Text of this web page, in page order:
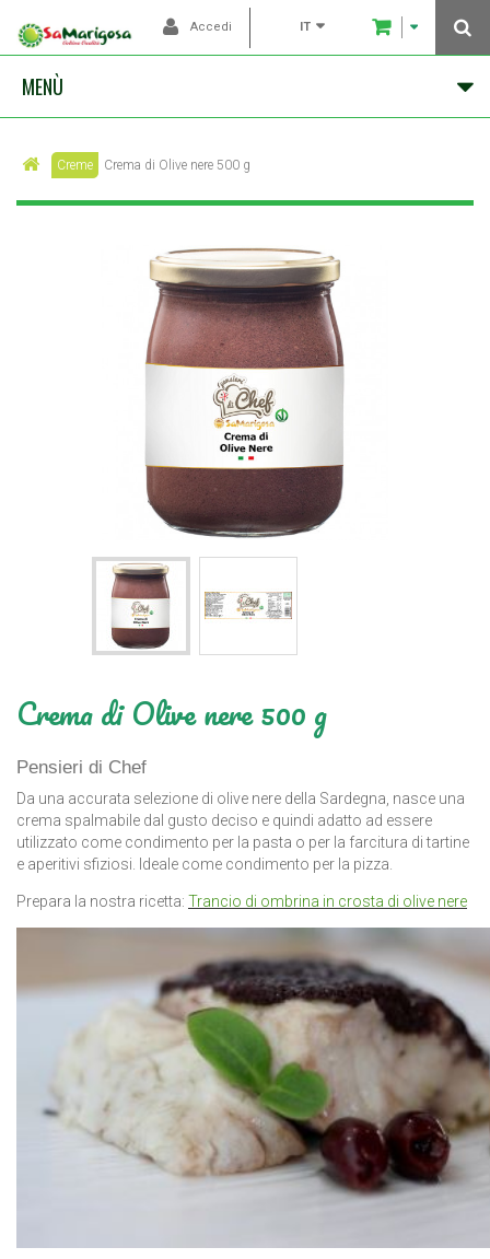
Accedi IT
MENÙ
Creme Crema di Olive nere 500 g
Crema di Olive nere 500 g
Pensieri di Chef
Da una accurata selezione di olive nere della Sardegna, nasce una
crema spalmabile dal gusto deciso e quindi adatto ad essere
utilizzato come condimento per la pasta o per la farcitura di tartine
e aperitivi sfiziosi. Ideale come condimento per la pizza.
Prepara la nostra ricetta: Trancio di ombrina in crosta di olive nere